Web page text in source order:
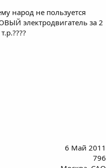
народ не пользуется
электродвигатель за 2
6 Май 2011
796